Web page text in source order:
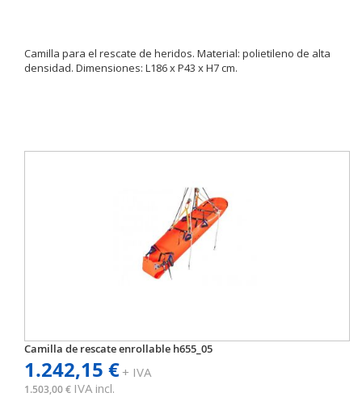
Camilla para el rescate de heridos. Material: polietileno de alta
densidad. Dimensiones: L186 x P43 x H7 cm.
Camilla de rescate enrollable h655_05
1.242,15 €+ IVA
1.503,00 € IVA incl.